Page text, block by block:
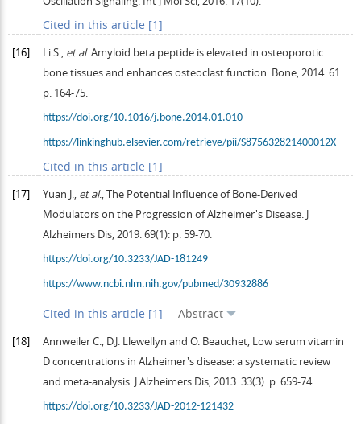
Cited in this article [1]
[16] LiS., et al. Amyloid beta peptide is elevated in osteoporotic
bone tissues and enhances osteoclast function. Bone,2014.61:
p. 164-75.
https://doi.org/10.1016/j.bone.2014.01.010
https://linkinghub.elsevier.com/retrieve/pii/S875632821400012X
Cited in this article [1]
[17] Yuan J., et al., The Potential Influence of Bone-Derived
Modulators on the Progression of Alzheimer's Disease. J
Alzheimers Dis,2019.69(1): p. 59-70.
https://doi.org/10.3233/JAD-181249
https://www.ncbi.nlm.nih.gov/pubmed/30932886
Cited in this article [1] Abstract
[18] AnnweilerC., D.J. Llewellyn and O. Beauchet, Low serum vitamin
D concentrations in Alzheimer's disease: a systematic review
and meta-analysis. J Alzheimers Dis,2013.33(3): p. 659-74.
https://doi.org/10.3233/JAD-2012-121432